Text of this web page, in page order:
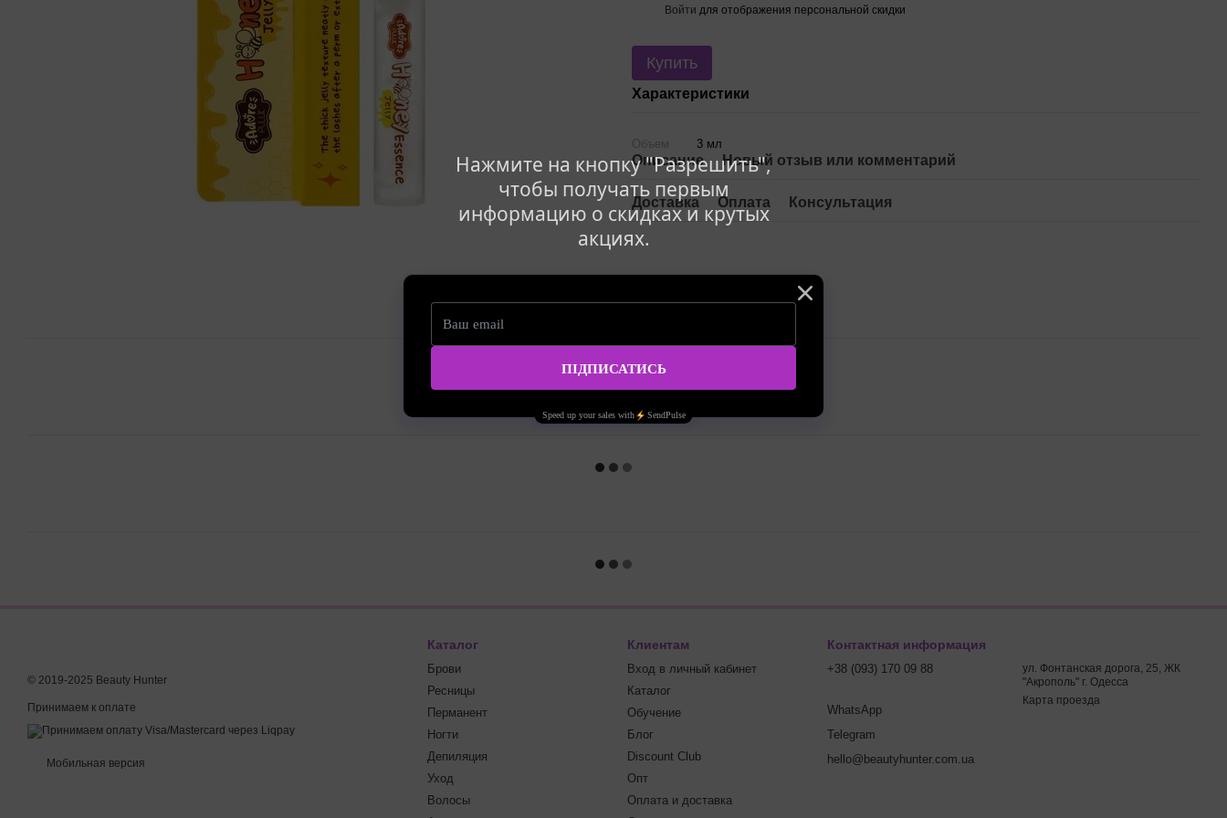
Нажмите на кнопку "Разрешить",
чтобы получать первым
информацию о скидках и крутых
акциях.
Войти для отображения персональной скидки
Купить
Характеристики
Объем 3 мл
Описание Новый отзыв или комментарий
Доставка Оплата Консультация
© 2019-2025 Beauty Hunter
Принимаем к оплате
Мобильная версия
Каталог
Брови
Ресницы
Перманент
Ногти
Депиляция
Уход
Волосы
Клиентам
Вход в личный кабинет
Каталог
Обучение
Блог
Discount Club
Опт
Оплата и доставка
Контактная информация
+38 (093) 170 09 88
WhatsApp
Telegram
hello@beautyhunter.com.ua
ул. Фонтанская дорога, 25, ЖК
"Акрополь" г. Одесса
Карта проезда